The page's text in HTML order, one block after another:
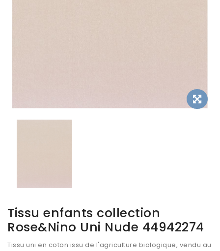
Tissu enfants collection
Rose&Nino Uni Nude 44942274
Tissu uni en coton issu de l'agriculture biologique, vendu au